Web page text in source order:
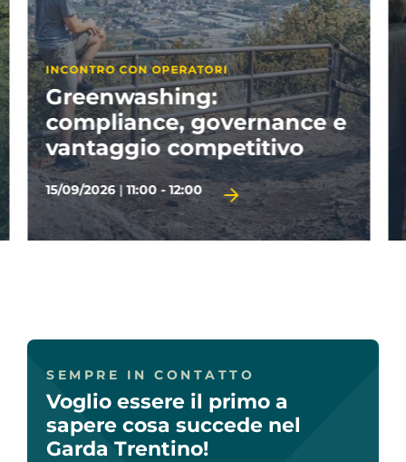
APPUNTAMENTI PARTNER
Visitate il Garda
29/09/2026 14:30 - 17:00
TERMINE D'ISCRIZIONE 28/09/2026
SEMPRE IN CONTATTO
Voglio essere il primo a
sapere cosa succede nel
Garda Trentino!